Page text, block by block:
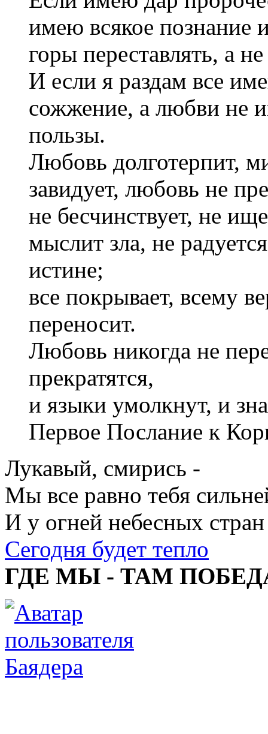
имею всякое познание
горы переставлять, а
И если я раздам все
сожжение, а любви не
пользы.
Любовь долготерпит,
завидует, любовь не
не бесчинствует, не
мыслит зла, не
истине;
все покрывает, всему
переносит.
Любовь никогда не
прекратятся,
и языки умолкнут, и
Первое Послание к
Лукавый, смирись -
Мы все равно тебя
И у огней небесных стран
Сегодня будет тепло
ГДЕ МЫ - ТАМ
Баядера